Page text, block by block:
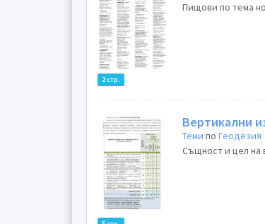
2 стр.
Пищови по тема
Вертикални
Теми поГеодезия
Същност и цел на